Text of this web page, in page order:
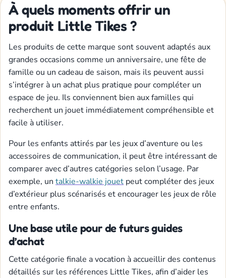
À quels moments offrir un
produit Little Tikes ?
Les produits de cette marque sont souvent adaptés aux
grandes occasions comme un anniversaire, une fête de
famille ou un cadeau de saison, mais ils peuvent aussi
s’intégrer à un achat plus pratique pour compléter un
espace de jeu. Ils conviennent bien aux familles qui
recherchent un jouet immédiatement compréhensible et
facile à utiliser.
Pour les enfants attirés par les jeux d’aventure ou les
accessoires de communication, il peut être intéressant de
comparer avec d’autres catégories selon l’usage. Par
exemple, un talkie-walkie jouet peut compléter des jeux
d’extérieur plus scénarisés et encourager les jeux de rôle
entre enfants.
Une base utile pour de futurs guides
d’achat
Cette catégorie finale a vocation à accueillir des contenus
détaillés sur les références Little Tikes, afin d’aider les